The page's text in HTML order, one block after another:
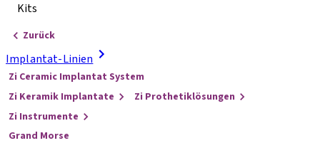
Kits
Zurück
Implantat-Linien
Zi Ceramic Implantat System
Zi Keramik Implantate
Zi Prothetiklösungen
Zi Instrumente
Grand Morse